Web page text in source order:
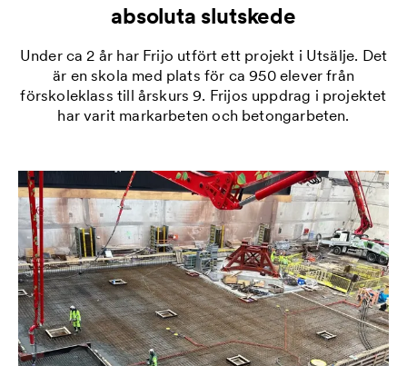
absoluta slutskede
Under ca 2 år har Frijo utfört ett projekt i Utsälje. Det
är en skola med plats för ca 950 elever från
förskoleklass till årskurs 9. Frijos uppdrag i projektet
har varit markarbeten och betongarbeten.